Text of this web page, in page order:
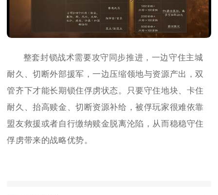
整套封锁战术需要攻守同步推进，一边守住主城
耐久、切断外部援军，一边压缩领地与资源产出，双
管齐下才能长期锁住俘虏状态。只要守住地块、卡住
耐久、抬高赎金、切断资源补给，被俘玩家很难依靠
盟友救援或者自行缴纳赎金脱离沦陷，从而稳稳守住
俘虏带来的战略优势。